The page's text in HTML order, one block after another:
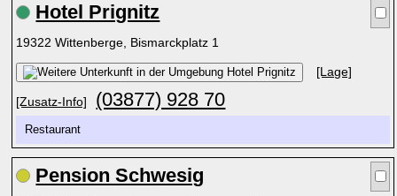
Hotel Prignitz
19322 Wittenberge, Bismarckplatz 1
[Lage]
[Zusatz-Info] (03877) 928 70
Restaurant
Pension Schwesig